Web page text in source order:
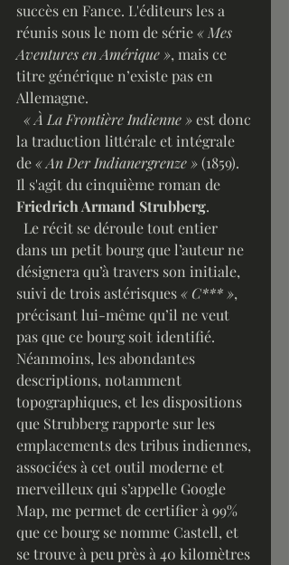
succès en Fance. L'éditeurs les a
réunis sous le nom de série « Mes
Aventures en Amérique », mais ce
titre générique n’existe pas en
Allemagne.
« À La Frontière Indienne » est donc
la traduction littérale et intégrale
de « An Der Indianergrenze » (1859).
Il s'agit du cinquième roman de
Friedrich Armand Strubberg.
dans un petit bourg que l’auteur ne
désignera qu’à travers son initiale,
suivi de trois astérisques « C*** »,
précisant lui-même qu’il ne veut
pas que ce bourg soit identifié.
Néanmoins, les abondantes
descriptions, notamment
topographiques, et les dispositions
que Strubberg rapporte sur les
emplacements des tribus indiennes,
associées à cet outil moderne et
merveilleux qui s’appelle Google
Map, me permet de certifier à 99%
que ce bourg se nomme Castell, et
se trouve à peu près à 40 kilomètres